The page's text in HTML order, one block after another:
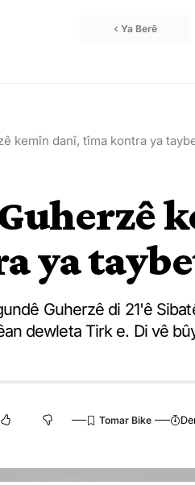
Ya Berê
kemîn danî, tîma kontra ya
ya
Guherzê di 21'ê
dewleta Tirk e. Di vê